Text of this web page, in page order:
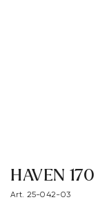
HAVEN 170
Art. 25-042-03